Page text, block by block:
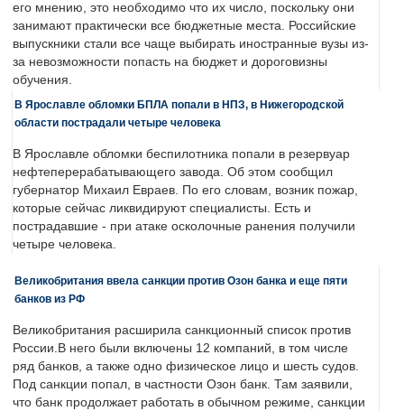
его мнению, это необходимо что их число, поскольку они
занимают практически все бюджетные места. Российские
выпускники стали все чаще выбирать иностранные вузы из-
за невозможности попасть на бюджет и дороговизны
обучения.
В Ярославле обломки БПЛА попали в НПЗ, в Нижегородской
области пострадали четыре человека
В Ярославле обломки беспилотника попали в резервуар
нефтеперерабатывающего завода. Об этом сообщил
губернатор Михаил Евраев. По его словам, возник пожар,
которые сейчас ликвидируют специалисты. Есть и
пострадавшие - при атаке осколочные ранения получили
четыре человека.
Великобритания ввела санкции против Озон банка и еще пяти
банков из РФ
Великобритания расширила санкционный список против
России.В него были включены 12 компаний, в том числе
ряд банков, а также одно физическое лицо и шесть судов.
Под санкции попал, в частности Озон банк. Там заявили,
что банк продолжает работать в обычном режиме, санкции